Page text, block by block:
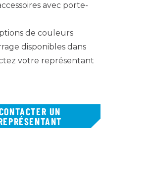
avec porte-
de couleurs
disponibles dans
votre représentant
UN